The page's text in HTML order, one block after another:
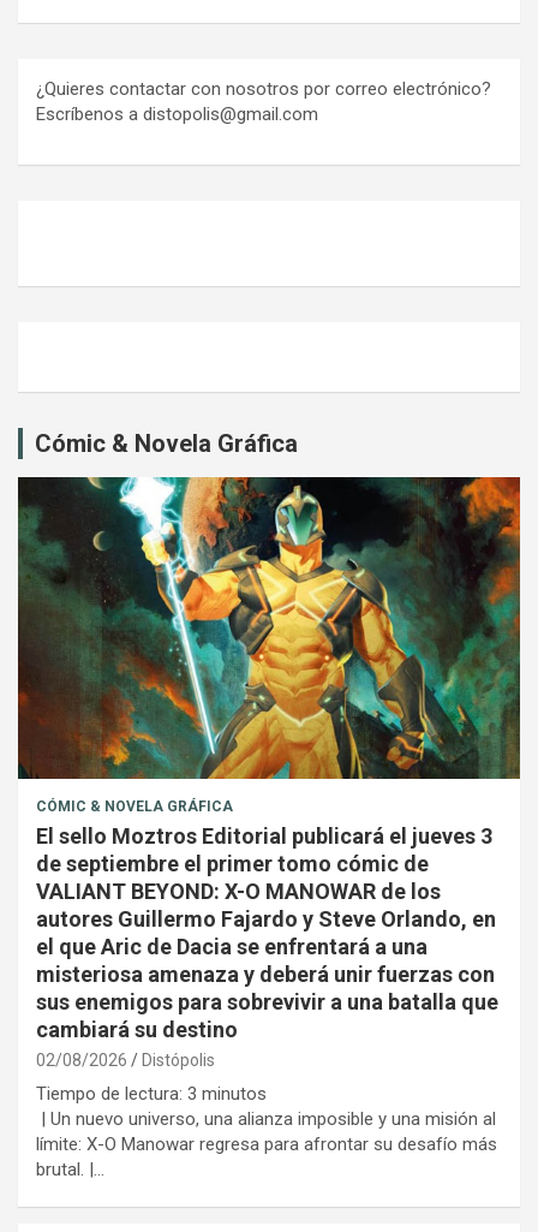
¿Quieres contactar con nosotros por correo electrónico?
Escríbenos a distopolis@gmail.com
Cómic & Novela Gráfica
CÓMIC & NOVELA GRÁFICA
El sello Moztros Editorial publicará el jueves 3
de septiembre el primer tomo cómic de
VALIANT BEYOND: X-O MANOWAR de los
autores Guillermo Fajardo y Steve Orlando, en
el que Aric de Dacia se enfrentará a una
misteriosa amenaza y deberá unir fuerzas con
sus enemigos para sobrevivir a una batalla que
cambiará su destino
02/08/2026 Distópolis
Tiempo de lectura: 3 minutos
| Un nuevo universo, una alianza imposible y una misión al
límite: X-O Manowar regresa para afrontar su desafío más
brutal. |…